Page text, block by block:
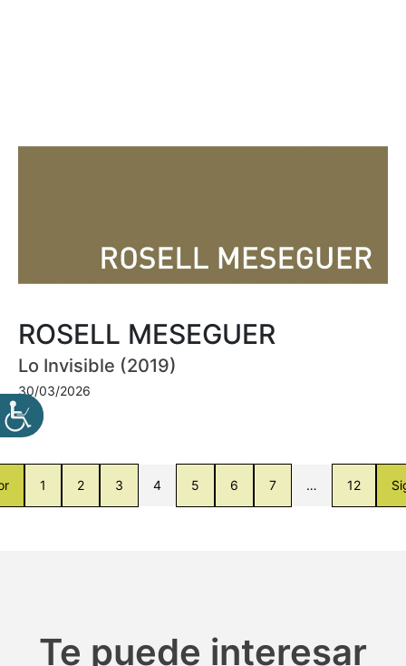
ROSELL MESEGUER
Lo Invisible (2019)
30/03/2026
1 2 3 4 5 6 7 … 12
Te puede interesar